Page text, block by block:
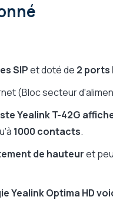
Oui
Non
Non
SIPet doté de 2 ports
(Bloc secteur
Yealink T-42G
1000 contacts.
de hauteuret
Yealink Optima HD